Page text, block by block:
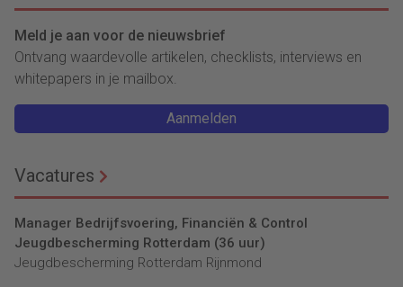
Meld je aan voor de nieuwsbrief
Ontvang waardevolle artikelen, checklists, interviews en
whitepapers in je mailbox.
Aanmelden
Vacatures
Manager Bedrijfsvoering, Financiën & Control
Jeugdbescherming Rotterdam (36 uur)
Jeugdbescherming Rotterdam Rijnmond